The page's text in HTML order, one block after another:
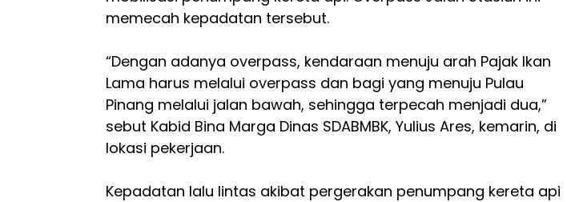
memecah kepadatan tersebut.
“Dengan adanya overpass, kendaraan menuju arah Pajak Ikan
Lama harus melalui overpass dan bagi yang menuju Pulau
Pinang melalui jalan bawah, sehingga terpecah menjadi dua,”
sebut Kabid Bina Marga Dinas SDABMBK, Yulius Ares, kemarin, di
lokasi pekerjaan.
Kepadatan lalu lintas akibat pergerakan penumpang kereta api